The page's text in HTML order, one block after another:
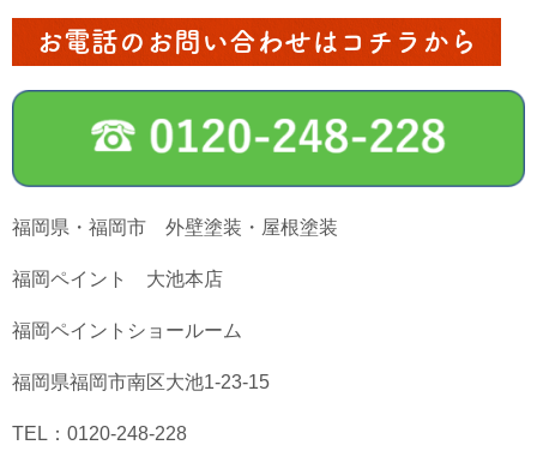
お電話のお問い合わせはコチラから
福岡県・福岡市 外壁塗装・屋根塗装
福岡ペイント 大池本店
福岡ペイントショールーム
福岡県福岡市南区大池1-23-15
TEL：0120-248-228